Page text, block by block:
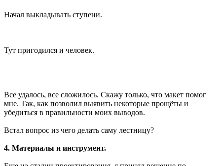
Начал выкладывать ступени.
Тут пригодился и человек.
Все удалось, все сложилось. Скажу только, что макет помог
мне. Так, как позволил выявить некоторые прощёты и
убедиться в правильности моих выводов.
Встал вопрос из чего делать саму лестницу?
4. Материалы и инструмент.